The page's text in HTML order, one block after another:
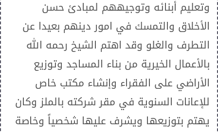
وتعليم أبنائه وتوجيههم لمبادئ حسن
الأخلاق والتمسك في امور دينهم بعيدا عن
التطرف والغلو وقد اهتم الشيخ رحمه الله
بالأعمال الخيرية من بناء المساجد وتوزيع
الأراضي على الفقراء وإنشاء مكتب خاص
للإعانات السنوية في مقر شركته بالملز وكان
يهتم بتوزيعها ويشرف عليها شخصياً وخاصة